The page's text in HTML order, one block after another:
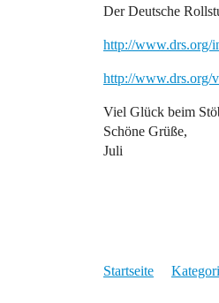
Der Deutsche
http://www.drs.org/
http://www.drs.org/
Viel Glück beim
Schöne Grüße,
Juli
Startseite